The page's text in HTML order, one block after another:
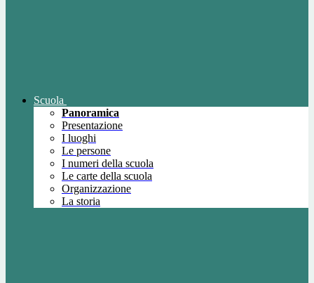
Scuola
Panoramica
Presentazione
I luoghi
Le persone
I numeri della scuola
Le carte della scuola
Organizzazione
La storia